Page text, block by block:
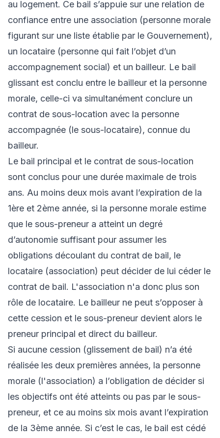
au logement. Ce bail s’appuie sur une relation de
confiance entre une association (personne morale
figurant sur une liste établie par le Gouvernement),
un locataire (personne qui fait l’objet d’un
accompagnement social) et un bailleur. Le bail
glissant est conclu entre le bailleur et la personne
morale, celle-ci va simultanément conclure un
contrat de sous-location avec la personne
accompagnée (le sous-locataire), connue du
bailleur.
Le bail principal et le contrat de sous-location
sont conclus pour une durée maximale de trois
ans. Au moins deux mois avant l’expiration de la
1ère et 2ème année, si la personne morale estime
que le sous-preneur a atteint un degré
d’autonomie suffisant pour assumer les
obligations découlant du contrat de bail, le
locataire (association) peut décider de lui céder le
contrat de bail. L'association n'a donc plus son
rôle de locataire. Le bailleur ne peut s’opposer à
cette cession et le sous-preneur devient alors le
preneur principal et direct du bailleur.
Si aucune cession (glissement de bail) n’a été
réalisée les deux premières années, la personne
morale (l'association) a l’obligation de décider si
les objectifs ont été atteints ou pas par le sous-
preneur, et ce au moins six mois avant l’expiration
de la 3ème année. Si c’est le cas, le bail est cédé